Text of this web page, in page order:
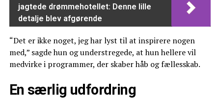
jagtede drømmehotellet: Denne lille
detalje blev afgørende
“Det er ikke noget, jeg har lyst til at inspirere nogen
med,” sagde hun og understregede, at hun hellere vil
medvirke i programmer, der skaber håb og fællesskab.
En særlig udfordring